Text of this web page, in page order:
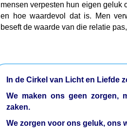
mensen verpesten hun eigen geluk
en hoe waardevol dat is. Men
beseft de waarde van die relatie
In de Cirkel van Licht en Liefde
We maken ons geen zorgen,
zaken.
We zorgen voor ons geluk, ons